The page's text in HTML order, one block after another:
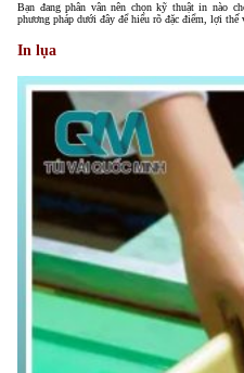
Bạn đang phân vân nên chọn kỹ thuật in nào
phương pháp dưới đây để hiểu rõ đặc điểm, lợi thế
In lụa